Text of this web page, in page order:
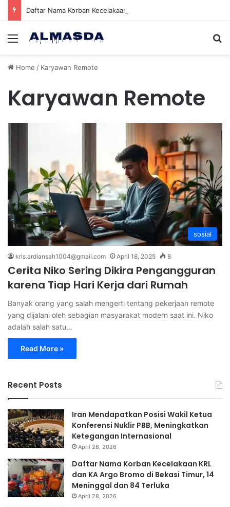
Menu
Home / Karyawan Remote
Karyawan Remote
sosial
kris.ardiansah1004@gmail.com April 18, 2025 8
Cerita Niko Sering Dikira Pengangguran
karena Tiap Hari Kerja dari Rumah
Banyak orang yang salah mengerti tentang pekerjaan remote
yang dijalani oleh sebagian masyarakat modern saat ini. Niko
adalah salah satu…
Read More »
Recent Posts
Iran Mendapatkan Posisi Wakil Ketua
Konferensi Nuklir PBB, Meningkatkan
Ketegangan Internasional
April 28, 2026
Daftar Nama Korban Kecelakaan KRL
dan KA Argo Bromo di Bekasi Timur, 14
Meninggal dan 84 Terluka
April 28, 2026